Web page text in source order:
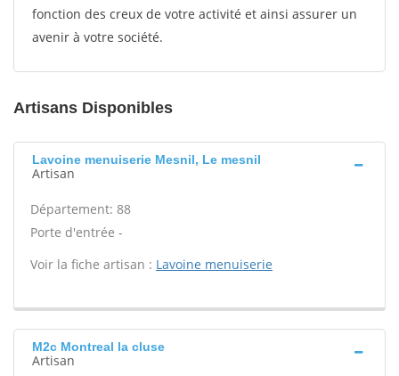
fonction des creux de votre activité et ainsi assurer un
avenir à votre société.
Artisans Disponibles
Lavoine menuiserie Mesnil, Le mesnil
Artisan
Département: 88
Porte d'entrée -
Voir la fiche artisan : Lavoine menuiserie
M2c Montreal la cluse
Artisan